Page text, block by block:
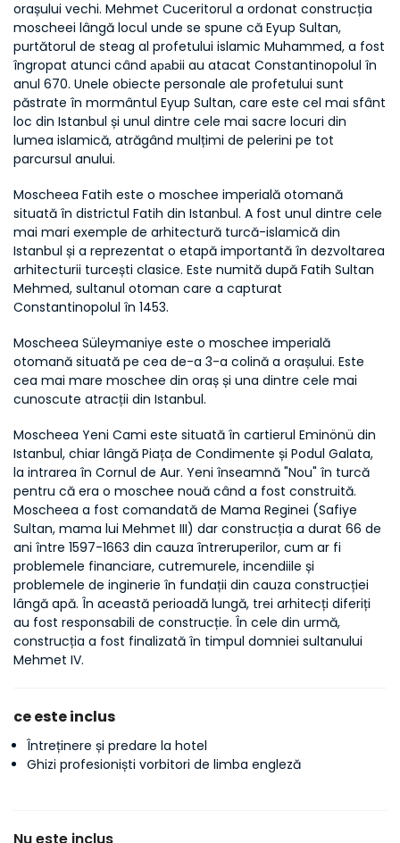
orașului vechi. Mehmet Cuceritorul a ordonat construcția
moscheei lângă locul unde se spune că Eyup Sultan,
purtătorul de steag al profetului islamic Muhammed, a fost
îngropat atunci când араbii au atacat Constantinopolul în
anul 670. Unele obiecte personale ale profetului sunt
păstrate în mormântul Eyup Sultan, care este cel mai sfânt
loc din Istanbul și unul dintre cele mai sacre locuri din
lumea islamică, atrăgând mulțimi de pelerini pe tot
parcursul anului.
Moscheea Fatih este o moschee imperială otomană
situată în districtul Fatih din Istanbul. A fost unul dintre cele
mai mari exemple de arhitectură turcă-islamică din
Istanbul și a reprezentat o etapă importantă în dezvoltarea
arhitecturii turcești clasice. Este numită după Fatih Sultan
Mehmed, sultanul otoman care a capturat
Constantinopolul în 1453.
Moscheea Süleymaniye este o moschee imperială
otomană situată pe cea de-a 3-a colină a orașului. Este
cea mai mare moschee din oraș și una dintre cele mai
cunoscute atracții din Istanbul.
Moscheea Yeni Cami este situată în cartierul Eminönü din
Istanbul, chiar lângă Piața de Condimente și Podul Galata,
la intrarea în Cornul de Aur. Yeni înseamnă "Nou" în turcă
pentru că era o moschee nouă când a fost construită.
Moscheea a fost comandată de Mama Reginei (Safiye
Sultan, mama lui Mehmet III) dar construcția a durat 66 de
ani între 1597-1663 din cauza întreruperilor, cum ar fi
problemele financiare, cutremurele, incendiile și
problemele de inginerie în fundații din cauza construcției
lângă apă. În această perioadă lungă, trei arhitecți diferiți
au fost responsabili de construcție. În cele din urmă,
construcția a fost finalizată în timpul domniei sultanului
Mehmet IV.
ce este inclus
Întreținere și predare la hotel
Ghizi profesioniști vorbitori de limba engleză